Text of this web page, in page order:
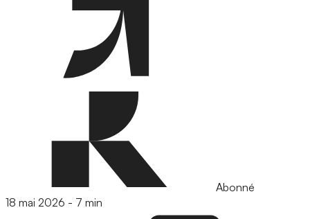
Abonné
18 mai 2026 - 7 min